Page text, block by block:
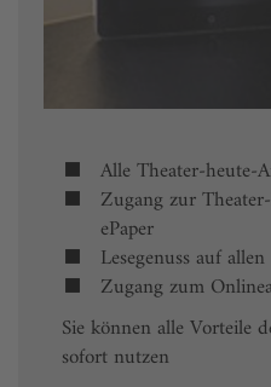
Alle Theater-heute-
Zugang zur
ePaper
Lesegenuss auf
Zugang zum
Sie können alle Vorteile
sofort nutzen